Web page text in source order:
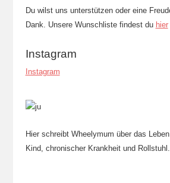
Du wilst uns unterstützen oder eine
Dank. Unsere Wunschliste findest du hier
Instagram
Instagram
Hier schreibt Wheelymum über das
Kind, chronischer Krankheit und Rollstuhl.